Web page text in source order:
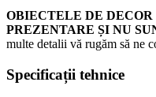
OBIECTELE DE
PREZENTARE ȘI NU
multe detalii vă rugăm să ne
Specificații tehnice